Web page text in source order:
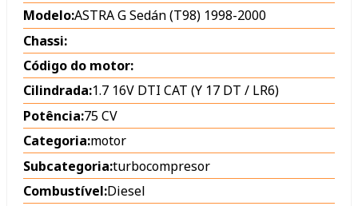
Modelo:ASTRA G Sedán (T98) 1998-2000
Chassi:
Código do motor:
Cilindrada:1.7 16V DTI CAT (Y 17 DT / LR6)
Potência:75 CV
Categoria:motor
Subcategoria:turbocompresor
Combustível:Diesel